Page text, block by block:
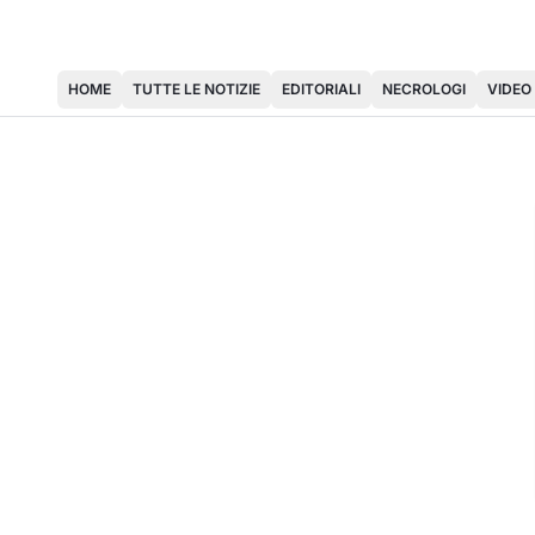
HOME TUTTE LE NOTIZIE EDITORIALI NECROLOGI VIDEO